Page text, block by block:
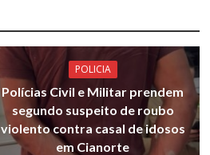
POLICIA
Polícias Civil e Militar prendem
segundo suspeito de roubo
violento contra casal de idosos
em Cianorte